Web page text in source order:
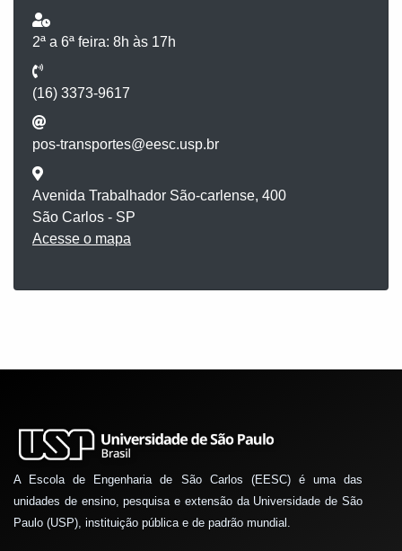
2ª a 6ª feira: 8h às 17h
(16) 3373-9617
pos-transportes@eesc.usp.br
Avenida Trabalhador São-carlense, 400
São Carlos - SP
Acesse o mapa
A Escola de Engenharia de São Carlos (EESC) é uma das
unidades de ensino, pesquisa e extensão da Universidade de São
Paulo (USP), instituição pública e de padrão mundial.